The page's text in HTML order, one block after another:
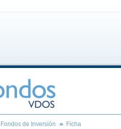
Fondos de Inversión Ficha